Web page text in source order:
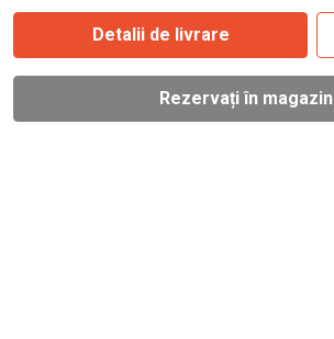
Detalii de livrare
Rezervați în magazin